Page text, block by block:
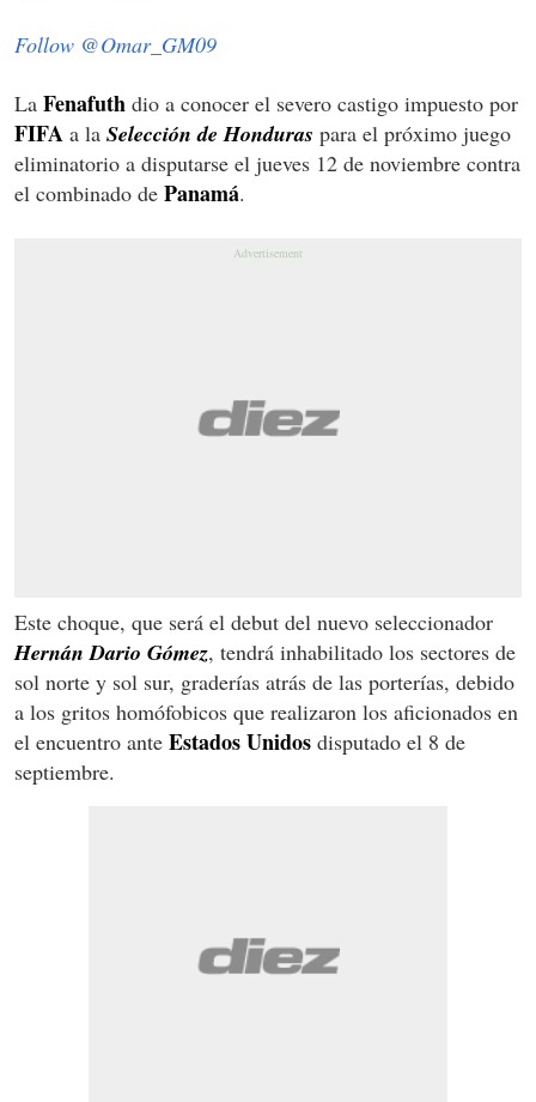
Follow @Omar_GM09
La Fenafuth dio a conocer el severo castigo impuesto por
FIFA a la Selección de Honduras para el próximo juego
eliminatorio a disputarse el jueves 12 de noviembre contra
el combinado de Panamá.
Este choque, que será el debut del nuevo seleccionador
Hernán Dario Gómez, tendrá inhabilitado los sectores de
sol norte y sol sur, graderías atrás de las porterías, debido
a los gritos homófobicos que realizaron los aficionados en
el encuentro ante Estados Unidos disputado el 8 de
septiembre.